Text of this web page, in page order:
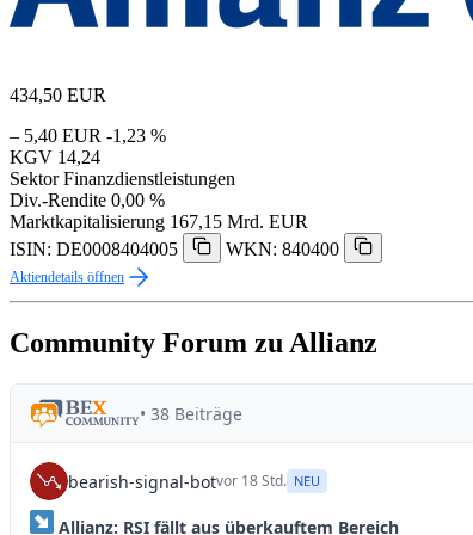
434,50 EUR
– 5,40 EUR -1,23 %
KGV 14,24
Sektor Finanzdienstleistungen
Div.-Rendite 0,00 %
Marktkapitalisierung 167,15 Mrd. EUR
ISIN: DE0008404005
WKN: 840400
Aktiendetails öffnen
Community Forum zu Allianz